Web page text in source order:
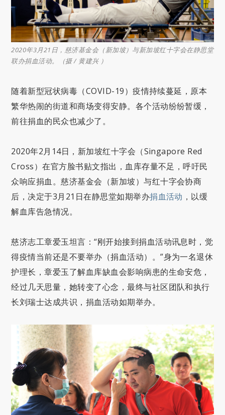
2020年3月21日，慈济基金会（新加坡）与新加坡红十字会在静思堂
联办捐血活动。（摄 / 黄建兴 ）
随着新型冠状病毒（COVID-19）疫情持续蔓延，原本
繁华热闹的街道和商场变得安静。各个活动纷纷暂缓，
前往捐血的民众也减少了。
2020年2月14日，新加坡红十字会（Singapore Red
Cross）在官方脸书贴文指出，血库存量不足，呼吁民
众响应捐血。慈济基金会（新加坡）与红十字会协商
后，决定于3月21日在静思堂如期举办捐血活动 ，以缓
解血库告急情况。
慈济志工章爱玉坦言：“刚开始接到捐血活动讯息时，觉
得疫情当前还是不要举办（捐血活动）。”身为一名退休
护理长，章爱玉了解血库缺血会影响病患的生命安危，
经过几天思量，她转变了心念，最终与社区团队和执行
长刘瑞士达成共识，捐血活动如期举办。